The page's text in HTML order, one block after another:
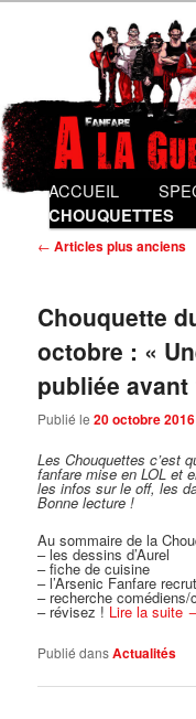
Fanfare A
Fanfare gentiment punk
Menu
principalAller
au
contenu
principal
Aller
au
contenu
secondaire
ACCUEIL
CHOUQUETTES
Navigation
des
← Articles plus anciens
Chouquette
octobre : «
publiée avant
Publié le20 octobre 2016
Les Chouquettes c’est
fanfare mise en LOL et
les infos sur le off, les
Bonne lecture !
Au sommaire de la
– les dessins d’Aurel
– fiche de cuisine
– l’Arsenic Fanfare
– recherche comédiens/
– révisez ! Lire la suite
Publié dansActualités